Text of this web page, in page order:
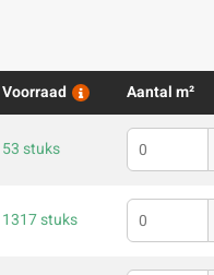
Voorraad Aantal m²
53 stuks
1317 stuks